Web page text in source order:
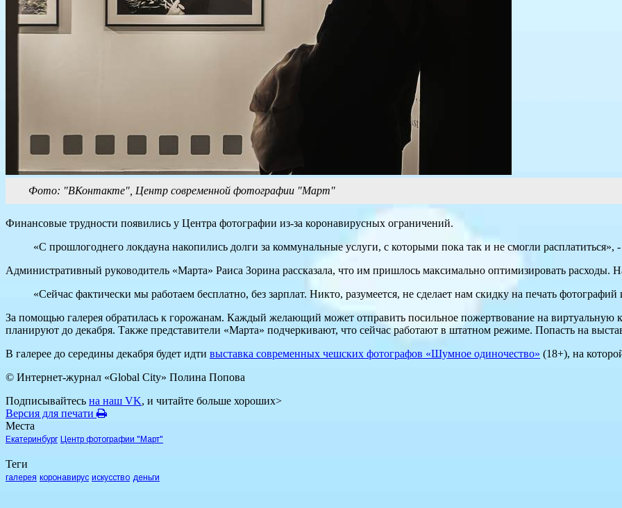
Фото: "ВКонтакте", Центр современной фотографии "Март"
Финансовые трудности появились у Центра фотографии из-за коронавирусных ограничений.
«С прошлогоднего локдауна накопились долги за коммунальные услуги, с которыми пока так и не смогли расплатиться»,
Административный руководитель «Марта» Раиса Зорина рассказала, что им пришлось максимально оптимизировать расходы.
«Сейчас фактически мы работаем бесплатно, без зарплат. Никто, разумеется, не сделает нам скидку на печать
За помощью галерея обратилась к горожанам. Каждый желающий может отправить посильное пожертвование на виртуальную
планируют до декабря. Также представители «Марта» подчеркивают, что сейчас работают в штатном режиме. Попасть на
В галерее до середины декабря будет идти выставка современных чешских фотографов «Шумное одиночество» (18+), на
© Интернет-журнал «Global City» Полина Попова
Подписывайтесь на наш VK, и читайте больше хороших>
Версия для печати
Места
Екатеринбург Центр фотографии "Март"
Теги
галерея коронавирус искусство деньги